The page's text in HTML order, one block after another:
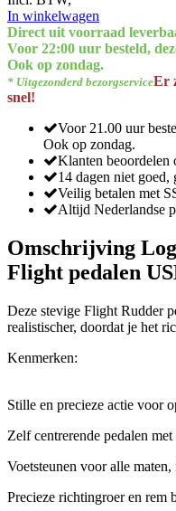
In winkelwagen
Direct uit voorraad
Voor 22:00 uur besteld,
Ook op zondag.
* Uitgezonderd bezorgserviceEr
snel!
Voor 21.00 uur
Ook op zondag.
Klanten beoordelen
14 dagen niet goed,
Veilig betalen met
Altijd Nederlandse
Omschrijving
Flight pedalen
Deze stevige Flight Rudder
realistischer, doordat je het
Kenmerken:
Stille en precieze actie voor
Zelf centrerende pedalen
Voetsteunen voor alle
Precieze richtingroer en rem